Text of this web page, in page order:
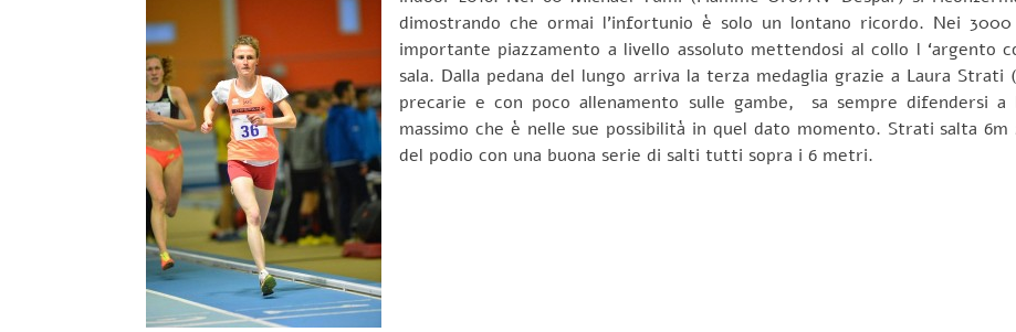
dimostrando che ormai l’infortunio è solo un lontano ricordo. Nei
importante piazzamento a livello assoluto mettendosi al collo l ‘argento
sala. Dalla pedana del lungo arriva la terza medaglia grazie a Laura
precarie e con poco allenamento sulle gambe, sa sempre difendersi
massimo che è nelle sue possibilità in quel dato momento. Strati salta
del podio con una buona serie di salti tutti sopra i 6 metri.